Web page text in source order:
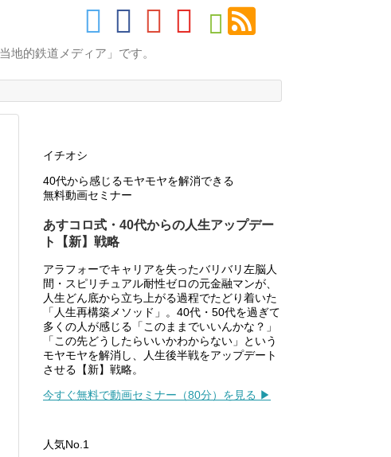
地的鉄道メディア」です。
イチオシ
40代から感じるモヤモヤを解消できる
無料動画セミナー
あすコロ式・40代からの人生アップデー
ト【新】戦略
アラフォーでキャリアを失ったバリバリ左脳人
間・スピリチュアル耐性ゼロの元金融マンが、
人生どん底から立ち上がる過程でたどり着いた
「人生再構築メソッド」。40代・50代を過ぎて
多くの人が感じる「このままでいいんかな？」
「この先どうしたらいいかわからない」という
モヤモヤを解消し、人生後半戦をアップデート
させる【新】戦略。
今すぐ無料で動画セミナー（80分）を見る ▶
人気No.1